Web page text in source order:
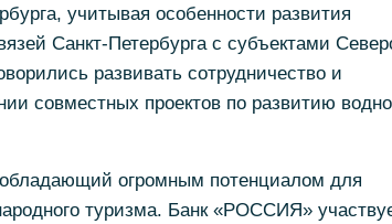
учитывая особенности развития
Санкт-Петербурга с субъектами
развивать сотрудничество и
совместных проектов по развитию
огромным потенциалом для
туризма. Банк «РОССИЯ»